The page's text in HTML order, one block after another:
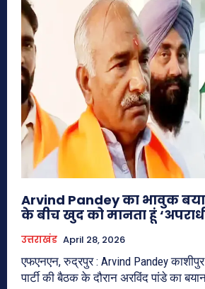
Arvind Pandey का भावुक
के बीच खुद को मानता हूं
उत्तराखंड April 28, 2026
एफएनएन, रुद्रपुर : Arvind Pandey
पार्टी की बैठक के दौरान अरविंद पांडे का